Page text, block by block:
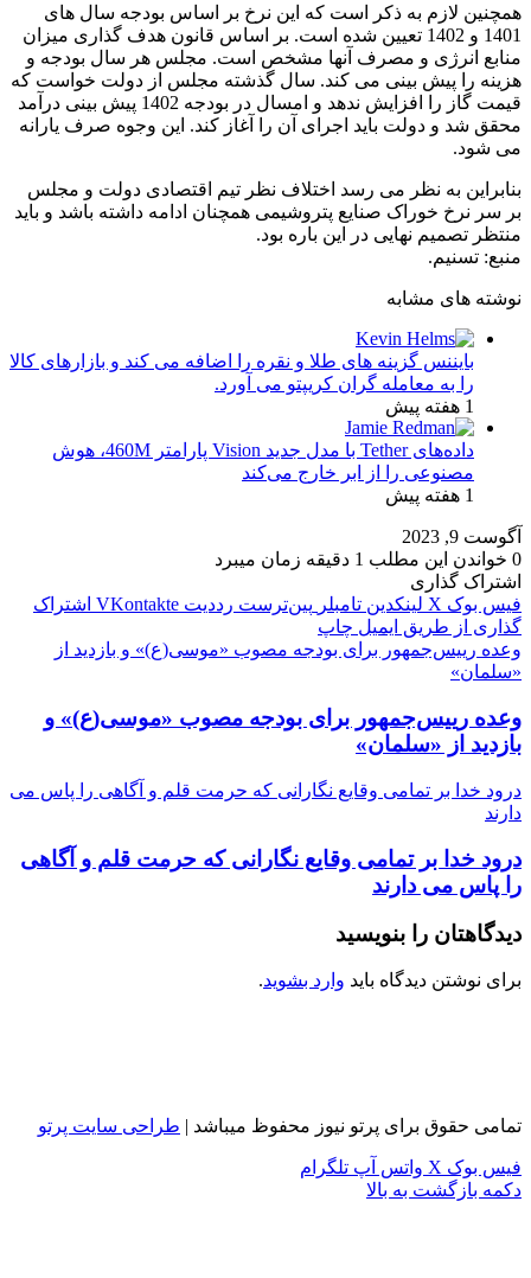
همچنین لازم به ذکر است که این نرخ بر اساس بودجه سال های
1401 و 1402 تعیین شده است. بر اساس قانون هدف گذاری میزان
منابع انرژی و مصرف آنها مشخص است. مجلس هر سال بودجه و
هزینه را پیش بینی می کند. سال گذشته مجلس از دولت خواست که
قیمت گاز را افزایش ندهد و امسال در بودجه 1402 پیش بینی درآمد
محقق شد و دولت باید اجرای آن را آغاز کند. این وجوه صرف یارانه
می شود.
بنابراین به نظر می رسد اختلاف نظر تیم اقتصادی دولت و مجلس
بر سر نرخ خوراک صنایع پتروشیمی همچنان ادامه داشته باشد و باید
منتظر تصمیم نهایی در این باره بود.
منبع: تسنیم.
نوشته های مشابه
بایننس گزینه های طلا و نقره را اضافه می کند و بازارهای کالا
را به معامله گران کریپتو می آورد.
1 هفته پیش
داده‌های Tether با مدل جدید Vision پارامتر 460M، هوش
مصنوعی را از ابر خارج می‌کند
1 هفته پیش
آگوست 9, 2023
0 خواندن این مطلب 1 دقیقه زمان میبرد
اشتراک گذاری
فیس بوک X لینکدین ‫تامبلر ‫پین‌ترست ‫رددیت ‫VKontakte اشتراک
گذاری از طریق ایمیل چاپ
وعده رییس‌جمهور برای بودجه مصوب «موسی(ع)» و بازدید از
«سلمان»
وعده رییس‌جمهور برای بودجه مصوب «موسی(ع)» و
بازدید از «سلمان»
درود خدا بر تمامی وقایع نگارانی که حرمت قلم و آگاهی را پاس می
دارند
درود خدا بر تمامی وقایع نگارانی که حرمت قلم و آگاهی
را پاس می دارند
دیدگاهتان را بنویسید
برای نوشتن دیدگاه باید وارد بشوید.
تمامی حقوق برای پرتو نیوز محفوظ میباشد | طراحی سایت پرتو
فیس بوک X واتس آپ تلگرام
دکمه بازگشت به بالا